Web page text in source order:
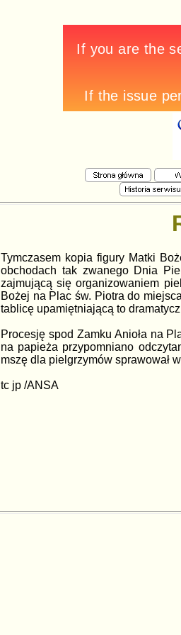
Tymczasem kopia figury Matki
obchodach tak zwanego Dnia
zajmującą się organizowaniem
Bożej na Plac św. Piotra do
tablicę upamiętniającą to
Procesję spod Zamku Anioła na
na papieża przypomniano
mszę dla pielgrzymów sprawował
tc jp /ANSA